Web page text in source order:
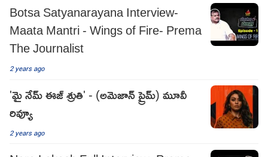
Botsa Satyanarayana Interview-
Maata Mantri - Wings of Fire- Prema
The Journalist
2 years ago
'మై నేమ్ ఈజ్ శ్రుతి' - (అమెజాన్ ప్రైమ్) మూవీ
రివ్యూ
2 years ago